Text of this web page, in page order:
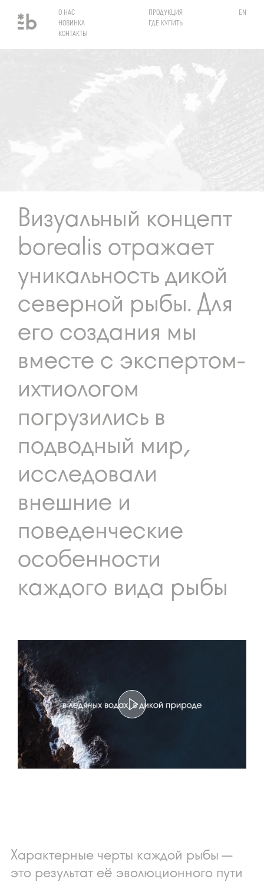
C
О НАС
ПРОДУКЦИЯ
НОВИНКА
ГДЕ КУПИТЬ
КОНТАКТЫ
EN
Визуальный концепт
borealis отражает
уникальность дикой
северной рыбы. Для
его создания мы
вместе с экспертом-
ихтиологом
погрузились в
подводный мир,
исследовали
внешние и
поведенческие
особенности
каждого вида рыбы
Характерные черты каждой рыбы —
это результат её эволюционного пути